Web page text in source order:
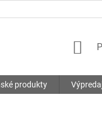
produkty